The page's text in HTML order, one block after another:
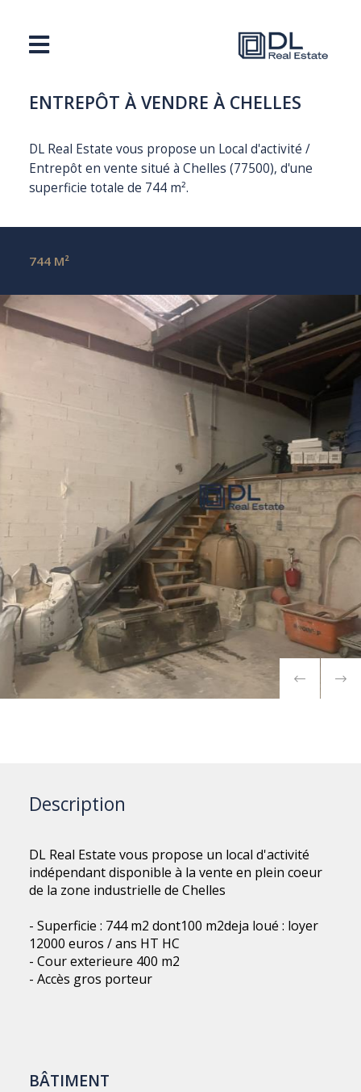
ENTREPÔT À VENDRE À CHELLES
DL Real Estate vous propose un Local d'activité /
Entrepôt en vente situé à Chelles (77500), d'une
superficie totale de 744 m².
744 M²
Description
DL Real Estate vous propose un local d'activité
indépendant disponible à la vente en plein coeur
de la zone industrielle de Chelles
- Superficie : 744 m2 dont100 m2deja loué : loyer
12000 euros / ans HT HC
- Cour exterieure 400 m2
- Accès gros porteur
BÂTIMENT